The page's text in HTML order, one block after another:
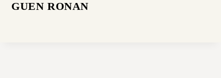
GUEN RONAN